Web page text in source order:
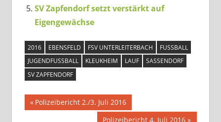
SV Zapfendorf setzt verstärkt auf
Eigengewächse
2016 EBENSFELD FSV UNTERLEITERBACH
FUSSBALL
JUGENDFUSSBALL
KLEUKHEIM LAUF
SASSENDORF
SV ZAPFENDORF
Beitragsnavigation
Vorheriger
Polizeibericht 2./3. Juli 2016
Nächster
Polizeibericht 4. Juli 2016